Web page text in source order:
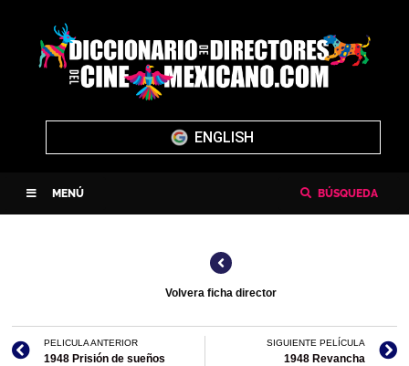
ENGLISH
MENÚ BÚSQUEDA
Volvera ficha director
PELICULA ANTERIOR
1948 Prisión de sueños
SIGUIENTE PELÍCULA
1948 Revancha